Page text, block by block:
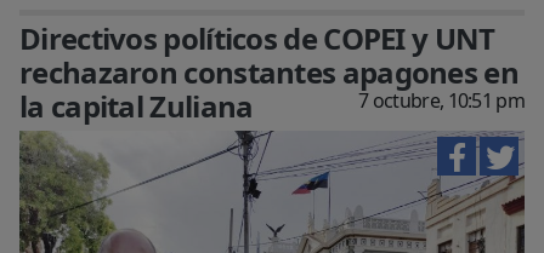
Directivos políticos de COPEI y UNT
rechazaron constantes apagones en
la capital Zuliana
7 octubre, 10:51 pm